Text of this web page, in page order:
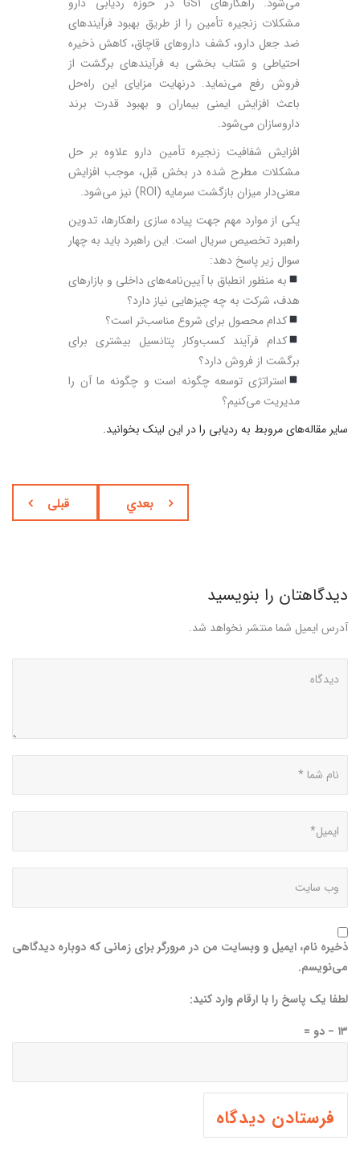
مشکلات زنجیره تأمین را از طریق بهبود فرآیندهای
ضد جعل دارو، کشف داروهای قاچاق، کاهش ذخیره
احتیاطی و شتاب بخشی به فرآیندهای برگشت از
فروش رفع می‌نماید. درنهایت مزایای این راه‌حل
باعث افزایش ایمنی بیماران و بهبود قدرت برند
داروسازان می‌شود.
افزایش شفافیت زنجیره تأمین دارو علاوه بر حل
مشکلات مطرح شده در بخش قبل، موجب افزایش
معنی‌دار میزان بازگشت سرمایه (ROI) نیز می‌شود.
یکی از موارد مهم جهت پیاده‌ سازی راهکارها، تدوین
راهبرد تخصیص سریال است. این راهبرد باید به چهار
سوال زیر پاسخ ­دهد:
به منظور انطباق با آیین‌نامه‌های داخلی و بازار­های
هدف، شرکت به چه چیزهایی نیاز دارد؟
کدام محصول برای شروع مناسب‌تر است؟
کدام فرآیند کسب‌وکار پتانسیل بیشتری برای
برگشت از فروش دارد؟
استراتژی توسعه چگونه است و چگونه ما آن را
مدیریت می‌کنیم؟
سایر مقاله‌های مروبط به ردیابی را در این لینک بخوانید.
قبلی بعدي
دیدگاهتان را بنویسید
آدرس ایمیل شما منتشر نخواهد شد.
ذخیره نام، ایمیل و وبسایت من در مرورگر برای زمانی که دوباره دیدگاهی
می‌نویسم.
لطفا یک پاسخ را با ارقام وارد کنید:
۱۳ − دو =